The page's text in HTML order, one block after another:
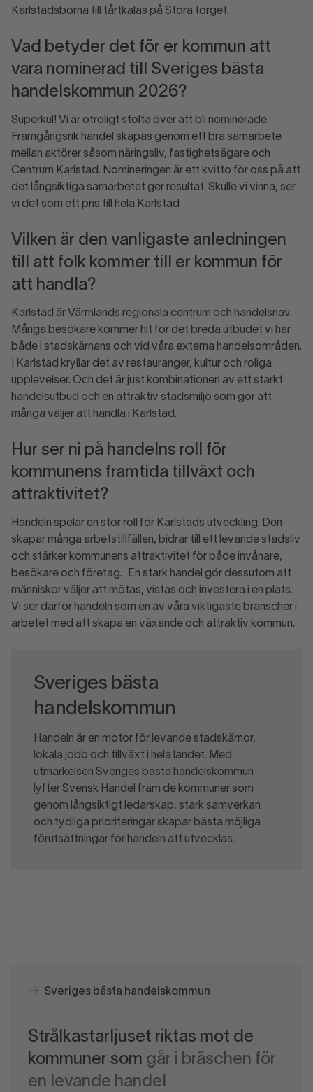
Karlstadsborna till tårtkalas på Stora torget.
Vad betyder det för er kommun att
vara nominerad till Sveriges bästa
handelskommun 2026?
Superkul! Vi är otroligt stolta över att bli nominerade.
Framgångsrik handel skapas genom ett bra samarbete
mellan aktörer såsom näringsliv, fastighetsägare och
Centrum Karlstad. Nomineringen är ett kvitto för oss på att
det långsiktiga samarbetet ger resultat. Skulle vi vinna, ser
vi det som ett pris till hela Karlstad
Vilken är den vanligaste anledningen
till att folk kommer till er kommun för
att handla?
Karlstad är Värmlands regionala centrum och handelsnav.
Många besökare kommer hit för det breda utbudet vi har
både i stadskärnans och vid våra externa handelsområden.
I Karlstad kryllar det av restauranger, kultur och roliga
upplevelser. Och det är just kombinationen av ett starkt
handelsutbud och en attraktiv stadsmiljö som gör att
många väljer att handla i Karlstad.
Hur ser ni på handelns roll för
kommunens framtida tillväxt och
attraktivitet?
Handeln spelar en stor roll för Karlstads utveckling. Den
skapar många arbetstillfällen, bidrar till ett levande stadsliv
och stärker kommunens attraktivitet för både invånare,
besökare och företag. En stark handel gör dessutom att
människor väljer att mötas, vistas och investera i en plats.
Vi ser därför handeln som en av våra viktigaste branscher i
arbetet med att skapa en växande och attraktiv kommun.
Sveriges bästa
handelskommun
Handeln är en motor för levande stadskärnor,
lokala jobb och tillväxt i hela landet. Med
utmärkelsen Sveriges bästa handelskommun
lyfter Svensk Handel fram de kommuner som
genom långsiktigt ledarskap, stark samverkan
och tydliga prioriteringar skapar bästa möjliga
förutsättningar för handeln att utvecklas.
Sveriges bästa handelskommun
Strålkastarljuset riktas mot de
kommuner som går i bräschen för
en levande handel